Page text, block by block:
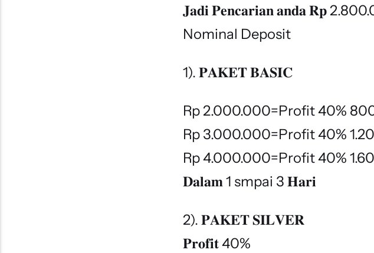
𝐉𝐚𝐝𝐢 𝐏𝐞𝐧𝐜𝐚𝐫𝐢𝐚𝐧 𝐚𝐧𝐝𝐚 𝐑𝐩
Nominal Deposit
1). 𝐏𝐀𝐊𝐄𝐓 𝐁𝐀𝐒𝐈𝐂
Rp 2.000.000=Profit 40%
Rp 3.000.000=Profit 40%
Rp 4.000.000=Profit 40%
𝐃𝐚𝐥𝐚𝐦 1 smpai 3 𝐇𝐚𝐫𝐢
2). 𝐏𝐀𝐊𝐄𝐓 𝐒𝐈𝐋𝐕𝐄𝐑
𝐏𝐫𝐨𝐟𝐢𝐭 40%